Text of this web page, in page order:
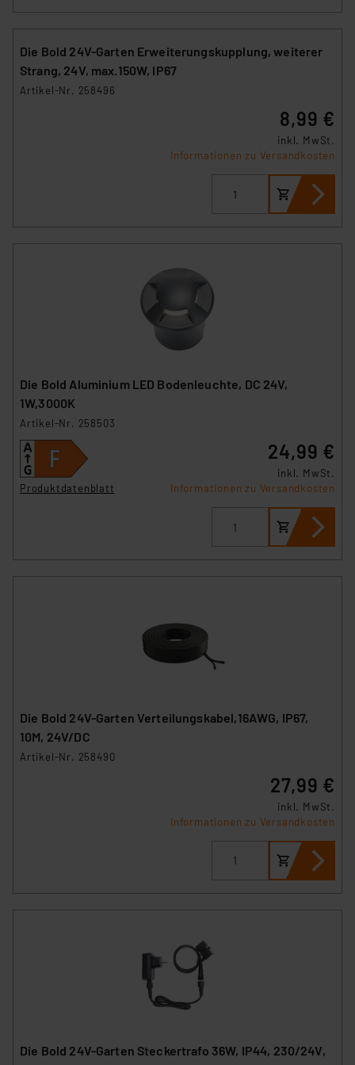
Die Bold 24V-Garten Erweiterungskupplung, weiterer
Strang, 24V, max.150W, IP67
Artikel-Nr. 258496
8,99 €
inkl. MwSt.
Informationen zu Versandkosten
Die Bold Aluminium LED Bodenleuchte, DC 24V,
1W,3000K
Artikel-Nr. 258503
Produktdatenblatt
24,99 €
inkl. MwSt.
Informationen zu Versandkosten
Die Bold 24V-Garten Verteilungskabel,16AWG, IP67,
10M, 24V/DC
Artikel-Nr. 258490
27,99 €
inkl. MwSt.
Informationen zu Versandkosten
Die Bold 24V-Garten Steckertrafo 36W, IP44, 230/24V,